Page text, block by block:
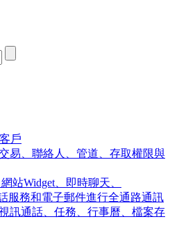
戶
易、聯絡人、管道、存取權限與
站Widget、即時聊天、
服務和電子郵件進行全通路通訊
訊通話、任務、行事曆、檔案存